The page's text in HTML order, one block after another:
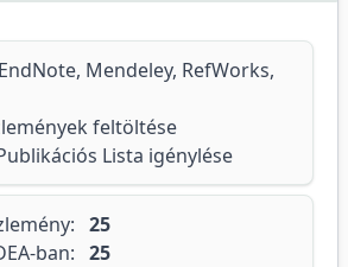
Mendeley, RefWorks,
feltöltése
Lista igénylése
25
ban: 25